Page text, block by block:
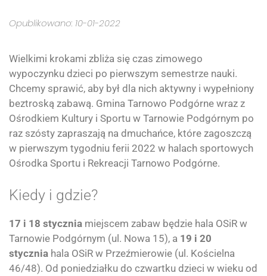
Opublikowano: 10-01-2022
Wielkimi krokami zbliża się czas zimowego
wypoczynku dzieci po pierwszym semestrze nauki.
Chcemy sprawić, aby był dla nich aktywny i wypełniony
beztroską zabawą. Gmina Tarnowo Podgórne wraz z
Ośrodkiem Kultury i Sportu w Tarnowie Podgórnym po
raz szósty zapraszają na dmuchańce, które zagoszczą
w pierwszym tygodniu ferii 2022 w halach sportowych
Ośrodka Sportu i Rekreacji Tarnowo Podgórne.
Kiedy i gdzie?
17 i 18 stycznia miejscem zabaw będzie hala OSiR w
Tarnowie Podgórnym (ul. Nowa 15), a 19 i 20
stycznia hala OSiR w Przeźmierowie (ul. Kościelna
46/48). Od poniedziałku do czwartku dzieci w wieku od